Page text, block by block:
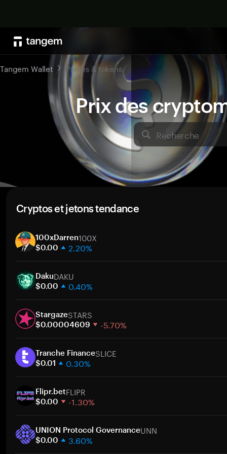
Prix des
Recherche
Tangem Wallet Pièces & tokens
Cryptos et jetons tendance
100xDarren100X
$0.00 2.20%
30 jours
Capitalisation boursière
DakuDAKU
$0.00 0.40%
30 jours
Capitalisation boursière
StargazeSTARS
$0.00004609 -5.70%
30 jours
Capitalisation boursière
Tranche FinanceSLICE
$0.01 0.30%
30 jours
Capitalisation boursière
Flipr.betFLIPR
$0.00 -1.30%
30 jours
Capitalisation boursière
UNION Protocol GovernanceUNN
$0.00 3.60%